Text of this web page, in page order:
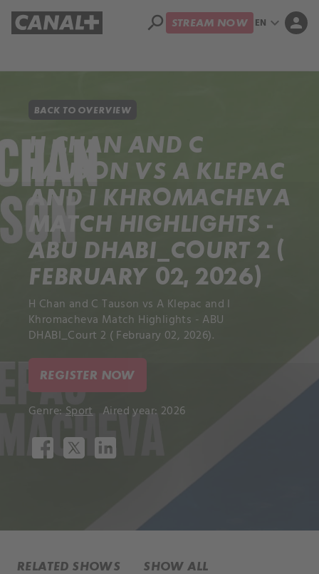
search STREAM NOW EN expand_more person
BACK TO OVERVIEW
H CHAN AND C
TAUSON VS A KLEPAC
AND I KHROMACHEVA
MATCH HIGHLIGHTS -
ABU DHABI_COURT 2 (
FEBRUARY 02, 2026)
H Chan and C Tauson vs A Klepac and I
Khromacheva Match Highlights - ABU
DHABI_Court 2 ( February 02, 2026).
REGISTER NOW
Genre: Sport Aired year: 2026
RELATED SHOWS SHOW ALL